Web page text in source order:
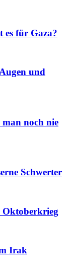
es für Gaza?
und
noch nie
Schwerter
Oktoberkrieg
Irak